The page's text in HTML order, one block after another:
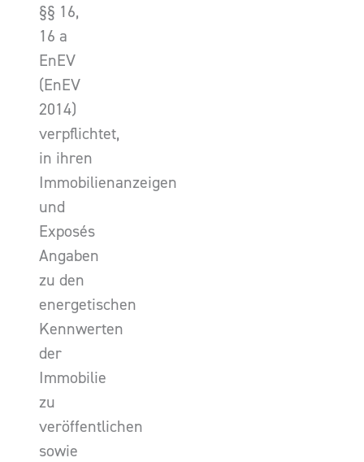
§§ 16,
16 a
EnEV
(EnEV
2014)
verpflichtet,
in ihren
Immobilienanzeigen
und
Exposés
Angaben
zu den
energetischen
Kennwerten
der
Immobilie
zu
veröffentlichen
sowie